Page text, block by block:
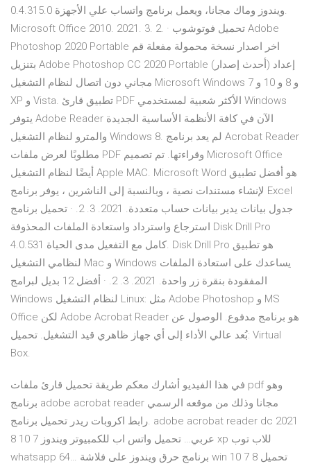
ويندوز وماك مجانا، ويعمل برنامج واتساب علي الأجهزة 0.4.315.0.
Microsoft Office 2010. 2021. 3. 2. · تحميل فوتوشوب Adobe
Photoshop 2020 Portable اخر اصدار نسخة محمولة مفعلة قم
بتنزيل Adobe Photoshop CC 2020 Portable (أحدث إصدار) إعداد
مجاني دون اتصال لنظام التشغيل Microsoft Windows 7 و 8 و 10 و
XP و Vista. تطبيق قارئ PDF الأكثر شعبية لمستخدمي Windows
يتوفر Adobe Reader الآن في كافة الأنظمة الأساسية الجديدة
والمترو لنظام التشغيل Windows 8. لم يعد برنامج Acrobat Reader
مطلوبًا لعرض ملفات PDF وقراءتها. تم تصميم Microsoft Office
أيضًا لنظام التشغيل Apple MAC. Microsoft Word هو أفضل تطبيق
لإنشاء مستندات نصية ، وبالنسبة إلى الناشرين ، يوفر برنامج Excel
جدول بيانات يدير بيانات حساب متعددة. 2021. 3. 2. · تحميل برنامج
استرجاع واسترداد واستعادة الملفات المحذوفة Disk Drill Pro
4.0.531 كامل مع التفعيل مدى الحياة. Disk Drill Pro هو تطبيق
لنظامي التشغيل Mac و Windows يساعدك على استعادة الملفات
المفقودة بنقرة زر واحدة. 2021. 3. 2. · أفضل 12 بديل لبرامج
Windows لنظام التشغيل Linux: مثل Adobe Photoshop و MS
Office لكن Adobe Acrobat Reader هو برنامج مدفوع. الوصول عن
بُعد عالي الأداء إلى أي جهاز ظاهري قيد التشغيل. تحميل: Virtual
Box.
في هذا الفيديو أشارك معكم طريقة تحميل قارئ ملفات pdf وهو
برنامج adobe acrobat reader مجانا وذلك من موقعه الرسمي
.رابط اكروبات ريدر تحميل برنامج adobe acrobat reader dc 2021
عربي… تحميل واتس اب للكمبيوتر ويندوز 7 10 8 xp للاب توب
whatsapp 64… برنامج حرق ويندوز على فلاشة win 10 7 8 تحميل